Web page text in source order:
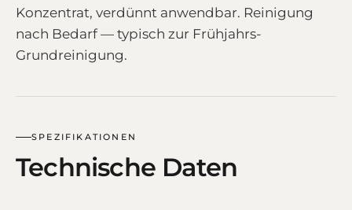
Konzentrat, verdünnt anwendbar. Reinigung
nach Bedarf — typisch zur Frühjahrs-
Grundreinigung.
SPEZIFIKATIONEN
Technische Daten